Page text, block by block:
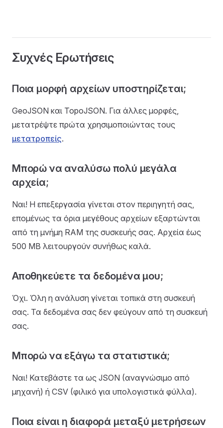
Συχνές Ερωτήσεις
Ποια μορφή αρχείων υποστηρίζεται;
GeoJSON και TopoJSON. Για άλλες μορφές,
μετατρέψτε πρώτα χρησιμοποιώντας τους
μετατροπείς.
Μπορώ να αναλύσω πολύ μεγάλα
αρχεία;
Ναι! Η επεξεργασία γίνεται στον περιηγητή σας,
επομένως τα όρια μεγέθους αρχείων εξαρτώνται
από τη μνήμη RAM της συσκευής σας. Αρχεία έως
500 MB λειτουργούν συνήθως καλά.
Αποθηκεύετε τα δεδομένα μου;
Όχι. Όλη η ανάλυση γίνεται τοπικά στη συσκευή
σας. Τα δεδομένα σας δεν φεύγουν από τη συσκευή
σας.
Μπορώ να εξάγω τα στατιστικά;
Ναι! Κατεβάστε τα ως JSON (αναγνώσιμο από
μηχανή) ή CSV (φιλικό για υπολογιστικά φύλλα).
Ποια είναι η διαφορά μεταξύ μετρήσεων